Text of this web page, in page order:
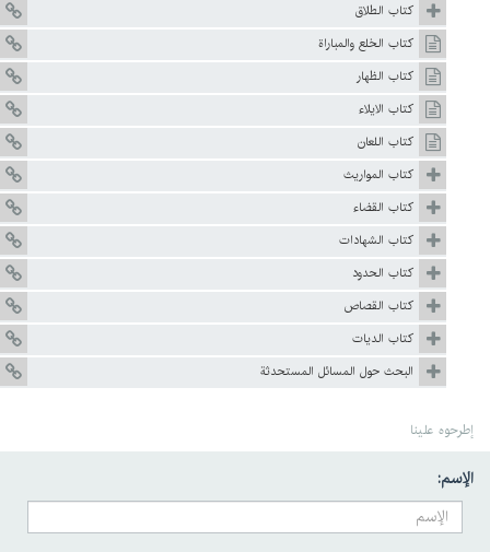
كتاب الطلاق
كتاب الخلع والمباراة
كتاب الظهار
كتاب الايلاء
كتاب اللعان
كتاب المواريث
كتاب القضاء
كتاب الشهادات
كتاب الحدود
كتاب القصاص
كتاب الديات
البحث حول المسائل المستحدثة
إطرحوه علينا
الإسم: